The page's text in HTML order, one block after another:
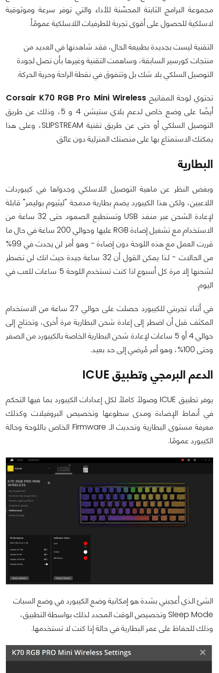
مجموعة البرامج الثابتة المحسّنة للأداء والتي توفر سرعة وموثوقية
لاسلكية للحصول على أقوى تجربة للطرفيات اللاسلكية عمومًأ.
التقنية ليست بجديدة بطبيعة الحال، فقد شاهدنها في العديد من
منتجات كورسير السابقة، وساهمت التقنية وغيرها بأن تصل لجودة
التوصيل السلكي بلا شك بل وتتفوق في نقطة الراحة وحرية الحركة.
تحتوي لوحة المفاتيحCorsair K70 RGB Pro Mini Wireless
أيضًا على وضع خاص لدعم بلاي ستيشن 4 و 5، وذلك عن طريق
التوصيل السلكي أو حتى عن طريق تقنية SLIPSTREAM، وعلى هذا
يمكنك الاستمتاع بها على منصتك المنزلية دون عائق.
البطارية
وبغض النظر عن ماهية التوصيل اللاسلكي وجدواها في كيبوردات
اللاعبين، ولكن هذا الكيبورد يضم بطارية مدمجة "ليثيوم بوليمر" قابلة
لإعادة الشحن عبر منفذ USB وتستطيع الصمود حتى 32 ساعة من
الاستخدام مع تشغيل إضاءة RGB عليها
وحوالي 200 ساعة في حال ما
قررت العمل مع هذه اللوحة دون إضاءة - وهو أمر لن يحدث في 99%
من الحالات - لذا يمكن القول أن 32 ساعة جيدة حيث انك لن تضطر
لشحنها إلا مرة كل أسبوع اذا كنت تستخدم اللوحة 5 ساعات للعب في
اليوم.
في أثناء تجربتي للكيبورد حصلت على حوالي 27 ساعة من الاستخدام
المكثف قبل أن اضطر إلى إعادة شحن البطارية مرة أخرى، وتحتاج إلى
حوالي 4 أو 5 ساعات لإعادة شحن البطارية الخاصة بالكيبورد من الصفر
وحتى 100%، وهو أمر مُرضي إلى حد بعيد.
الدعم البرمجي وتطبيق ICUE
يوفر تطبيق ICUE وصولًا كاملًا لكل إعدادات الكيبورد بما فيها التحكم
في أنماط الإضاءة ومدى سطوعها وتخصيص البروفيلات وكذلك
معرفة مستوى البطارية وتحديث الـ Firmware الخاص باللوحة وحالة
الكيبورد عمومًا.
الشئ الذي أعجبني بشدة هو إمكانية وضع الكيبورد في وضع السبات
Sleep Mode وتخصيص الوقت المحدد لذلك بواسطة التطبيق،
وذلك للحفاظ على عمر البطارية في حالة إذا كنت لا تستخدمها.